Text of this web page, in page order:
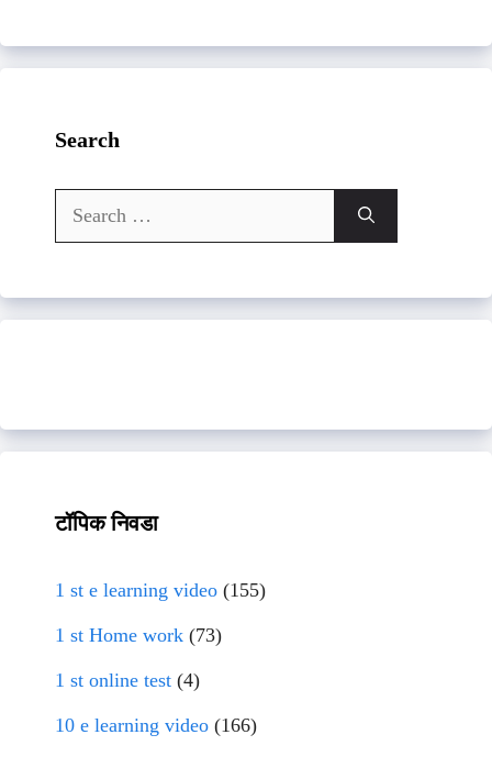
Search
Search
for:
टॉपिक निवडा
1 st e learning video (155)
1 st Home work (73)
1 st online test (4)
10 e learning video (166)